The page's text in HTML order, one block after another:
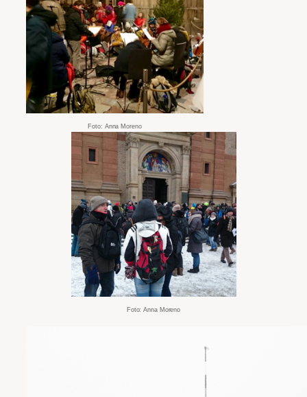
Foto: Anna Moreno
Foto: Anna Moreno